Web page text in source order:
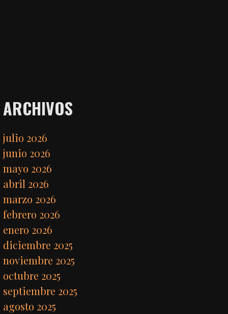
ARCHIVOS
julio 2026
junio 2026
mayo 2026
abril 2026
marzo 2026
febrero 2026
enero 2026
diciembre 2025
noviembre 2025
octubre 2025
septiembre 2025
agosto 2025